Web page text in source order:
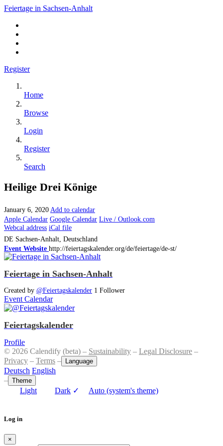
Feiertage in Sachsen-Anhalt
Register
Home
Browse
Login
Register
Search
Heilige Drei Könige
January 6, 2020 Add to calendar
Apple Calendar Google Calendar Live / Outlook.com
Webcal address iCal file
DE Sachsen-Anhalt, Deutschland
Event Website http://feiertagskalender.org/de/feiertage/de-st/
Feiertage in Sachsen-Anhalt
Created by @Feiertagskalender 1 Follower
Event Calendar
Feiertagskalender
Profile
© 2026 Calendify (beta) – Sustainability – Legal Disclosure –
Privacy – Terms – Language
Deutsch English
– Theme
Light Dark ✓ Auto (system's theme)
Log in
×